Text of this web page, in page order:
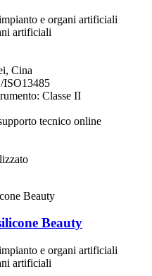
e organi artificiali
artificiali
Cina
ISO13485
Classe II
tecnico online
Beauty
e organi artificiali
artificiali